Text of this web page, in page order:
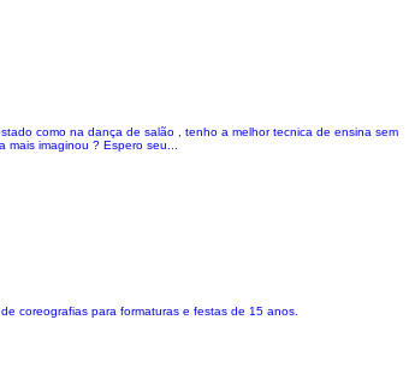
como na dança de salão , tenho a melhor tecnica de ensina sem
imaginou ? Espero seu...
coreografias para formaturas e festas de 15 anos.